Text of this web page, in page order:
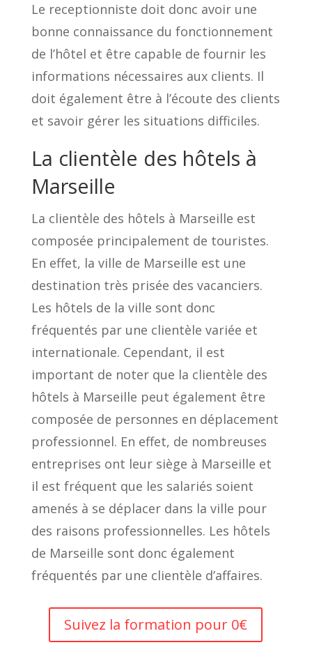
Le receptionniste doit donc avoir une
bonne connaissance du fonctionnement
de l’hôtel et être capable de fournir les
informations nécessaires aux clients. Il
doit également être à l’écoute des clients
et savoir gérer les situations difficiles.
La clientèle des hôtels à
Marseille
La clientèle des hôtels à Marseille est
composée principalement de touristes.
En effet, la ville de Marseille est une
destination très prisée des vacanciers.
Les hôtels de la ville sont donc
fréquentés par une clientèle variée et
internationale. Cependant, il est
important de noter que la clientèle des
hôtels à Marseille peut également être
composée de personnes en déplacement
professionnel. En effet, de nombreuses
entreprises ont leur siège à Marseille et
il est fréquent que les salariés soient
amenés à se déplacer dans la ville pour
des raisons professionnelles. Les hôtels
de Marseille sont donc également
fréquentés par une clientèle d’affaires.
Suivez la formation pour 0€